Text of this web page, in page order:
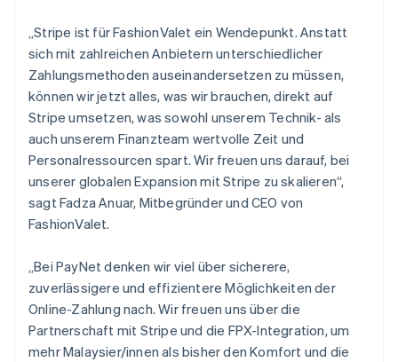
„Stripe ist für FashionValet ein Wendepunkt. Anstatt
sich mit zahlreichen Anbietern unterschiedlicher
Zahlungsmethoden auseinandersetzen zu müssen,
können wir jetzt alles, was wir brauchen, direkt auf
Stripe umsetzen, was sowohl unserem Technik- als
auch unserem Finanzteam wertvolle Zeit und
Personalressourcen spart. Wir freuen uns darauf, bei
unserer globalen Expansion mit Stripe zu skalieren“,
sagt Fadza Anuar, Mitbegründer und CEO von
FashionValet.
„Bei PayNet denken wir viel über sicherere,
zuverlässigere und effizientere Möglichkeiten der
Online-Zahlung nach. Wir freuen uns über die
Partnerschaft mit Stripe und die FPX-Integration, um
mehr Malaysier/innen als bisher den Komfort und die
Nederlands English
Norwegen
English
Österreich
Deutsch English
Polen
English
Portugal
PortuguêsEnglish
Rumänien
English
Schweden
Schweiz
Deutsch FrançaisItaliano English
Singapur
English简体中文
Slowakei
English